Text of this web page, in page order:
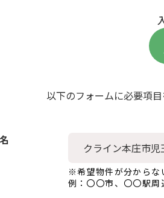
以下のフォームに必要項
※希望物件が分からな
例：〇〇市、〇〇駅周